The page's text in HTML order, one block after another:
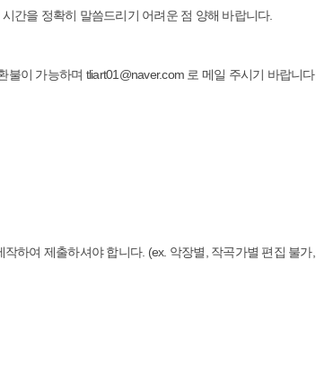
간을 정확히 말씀드리기 어려운 점 양해 바랍니다.
이 가능하며 tliart01@naver.com 로 메일 주시기 바랍니다.
하여 제출하셔야 합니다. (ex. 악장별, 작곡가별 편집 불가,